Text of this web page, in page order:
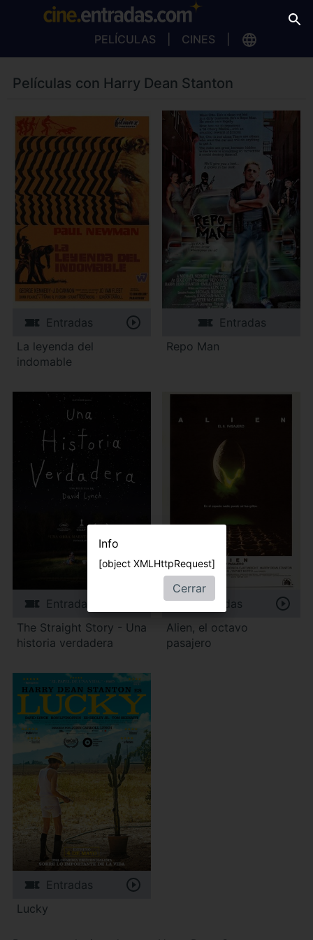
PELÍCULAS CINES
Películas con Harry Dean Stanton
Entradas
La leyenda del
indomable
Entradas
Repo Man
Entradas
The Straight Story - Una
historia verdadera
Entradas
Alien, el octavo
pasajero
Entradas
Lucky
Info
[object XMLHttpRequest]
Cerrar